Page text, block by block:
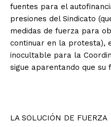
+ Todas las formas de lucha,
fuentes para el
presiones del Sindicato
medidas de fuerza para
continuar en la protesta),
inocultable para la
sigue aparentando que su
LA SOLUCIÓN DE FUERZA